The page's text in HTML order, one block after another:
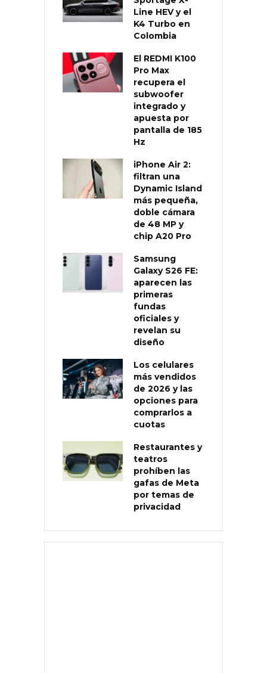
Line HEV y el
K4 Turbo en
Colombia
El REDMI K100
Pro Max
recupera el
subwoofer
integrado y
apuesta por
pantalla de 185
Hz
iPhone Air 2:
filtran una
Dynamic Island
más pequeña,
doble cámara
de 48 MP y
chip A20 Pro
Samsung
Galaxy S26 FE:
aparecen las
primeras
fundas
oficiales y
revelan su
diseño
Los celulares
más vendidos
de 2026 y las
opciones para
comprarlos a
cuotas
Restaurantes y
teatros
prohíben las
gafas de Meta
por temas de
privacidad